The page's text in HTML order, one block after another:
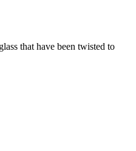
that have been twisted to